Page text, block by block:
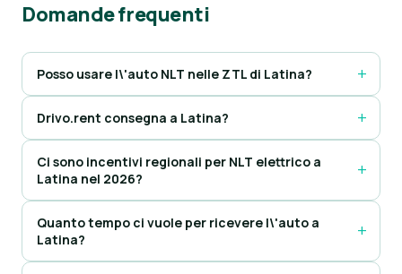
Domande frequenti
Posso usare l\'auto NLT nelle ZTL di Latina?
Drivo.rent consegna a Latina?
Ci sono incentivi regionali per NLT elettrico a
Latina nel 2026?
Quanto tempo ci vuole per ricevere l\'auto a
Latina?